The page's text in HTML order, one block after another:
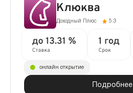
Клюква
Доходный Плюс 5.3
до 13.31 %
Ставка
1 год
Срок
Подробнее
онлайн открытие